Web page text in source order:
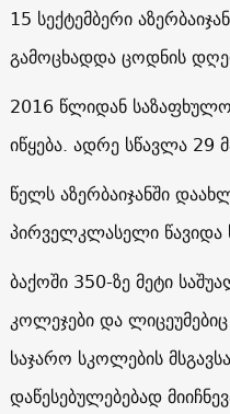
15 სექტემბერი
გამოცხადდა ცოდნის
2016 წლიდან
იწყება. ადრე სწავლა 29
წელს აზერბაიჯანში
პირველკლასელი წავიდა
ბაქოში 350-ზე მეტი
კოლეჯები და
საჯარო სკოლების
დაწესებულებებად